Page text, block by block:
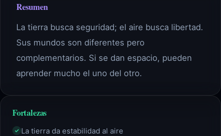
Resumen
La tierra busca seguridad; el aire busca libertad.
Sus mundos son diferentes pero
complementarios. Si se dan espacio, pueden
aprender mucho el uno del otro.
Fortalezas
✓ La tierra da estabilidad al aire